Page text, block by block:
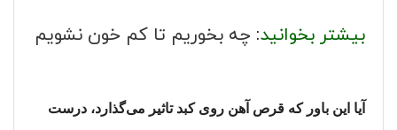
بیشتر بخوانید: چه بخوریم تا کم خون نشویم
آیا این باور که قرص آهن روی کبد تاثیر می‌گذارد، درست